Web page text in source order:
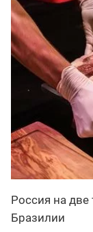
Россия на две
Бразилии